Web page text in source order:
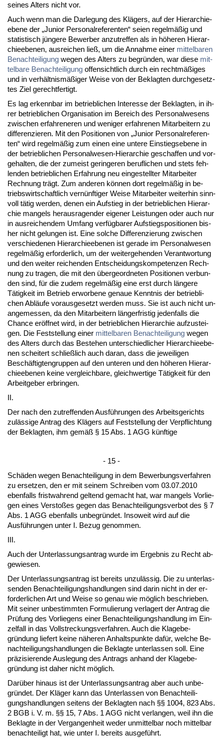
sei­nes Al­ters nicht vor.
Auch wenn man die Dar­le­gung des Klägers, auf der Hier­ar­chie­
ebe­ne der „Ju­ni­or Per­so­nal­re­fe­ren­ten“ sei­en re­gelmäßig und
sta­tis­tisch jünge­re Be­wer­ber an­zu­tref­fen als in höhe­ren Hier­ar­
chie­ebe­nen, aus­rei­chen ließ, um die An­nah­me ei­ner mit­tel­ba­ren
Be­nach­tei­li­gung we­gen des Al­ters zu be­gründen, war die­se mit­
tel­ba­re Be­nach­tei­li­gung of­fen­sicht­lich durch ein rechtmäßiges
und in verhält­nismäßiger Wei­se von der Be­klag­ten durch­ge­setz­
tes Ziel ge­recht­fer­tigt.
Es lag er­kenn­bar im be­trieb­li­chen In­ter­es­se der Be­klag­ten, in ih­
rer be­trieb­li­chen Or­ga­ni­sa­ti­on im Be­reich des Per­so­nal­we­sens
zwi­schen er­fah­re­ne­ren und we­ni­ger er­fah­re­nen Mit­ar­bei­tern zu
dif­fe­ren­zie­ren. Mit den Po­si­tio­nen von „Ju­ni­or Per­so­nal­re­fe­ren­
ten“ wird re­gelmäßig zum ei­nen ei­ne un­te­re Ein­stiegs­ebe­ne in
der be­trieb­li­chen Per­so­nal­we­sen-Hier­ar­chie ge­schaf­fen und vor­
ge­hal­ten, die der zu­meist ge­rin­ge­ren be­ruf­li­chen und stets feh­
len­den be­trieb­li­chen Er­fah­rung neu ein­ge­stell­ter Mit­ar­bei­ter
Rech­nung trägt. Zum an­de­ren können dort re­gelmäßig in be­
triebs­wirt­schaft­lich vernünf­ti­ger Wei­se Mit­ar­bei­ter wei­ter­hin sinn­
voll tätig wer­den, de­nen ein Auf­stieg in der be­trieb­li­chen Hier­ar­
chie man­gels her­aus­ra­gen­der ei­ge­ner Leis­tun­gen oder auch nur
in aus­rei­chen­dem Um­fang verfügba­rer Auf­stiegs­po­si­tio­nen bis­
her nicht ge­lun­gen ist. Ei­ne sol­che Dif­fe­ren­zie­rung zwi­schen
ver­schie­de­nen Hier­ar­chie­ebe­nen ist ge­ra­de im Per­so­nal­we­sen
re­gelmäßig er­for­der­lich, um der wei­ter­ge­hen­den Ver­ant­wor­tung
und den wei­ter rei­chen­den Ent­schei­dungs­kom­pe­ten­zen Rech­
nung zu tra­gen, die mit den über­ge­ord­ne­ten Po­si­tio­nen ver­bun­
den sind, für die zu­dem re­gelmäßig ei­ne erst durch länge­re
Tätig­keit im Be­trieb er­wor­be­ne ge­naue Kennt­nis der be­trieb­li­
chen Abläufe vor­aus­ge­setzt wer­den muss. Sie ist auch nicht un­
an­ge­mes­sen, da den Mit­ar­bei­tern länger­fris­tig je­den­falls die
Chan­ce eröff­net wird, in der be­trieb­li­chen Hier­ar­chie auf­zu­stei­
gen. Die Fest­stel­lung ei­ner mit­tel­ba­ren Be­nach­tei­li­gung we­gen
des Al­ters durch das Be­ste­hen un­ter­schied­li­cher Hier­ar­chie­ebe­
nen schei­tert schließlich auch dar­an, dass die je­wei­li­gen
Beschäftig­ten­grup­pen auf den un­te­ren und den höhe­ren Hier­ar­
chie­ebe­nen kei­ne ver­gleich­ba­re, gleich­wer­ti­ge Tätig­keit für den
Ar­beit­ge­ber er­brin­gen.
II.
Der nach den zu­tref­fen­den Ausführun­gen des Ar­beits­ge­richts
zulässi­ge An­trag des Klägers auf Fest­stel­lung der Ver­pflich­tung
der Be­klag­ten, ihm gemäß § 15 Abs. 1 AGG künf­ti­ge
- 15 -
Schäden we­gen Be­nach­tei­li­gung in dem Be­wer­bungs­ver­fah­ren
zu er­set­zen, den er mit sei­nem Schrei­ben vom 03.07.2010
eben­falls frist­wah­rend gel­tend ge­macht hat, war man­gels Vor­lie­
gen ei­nes Ver­s­toßes ge­gen das Be­nach­tei­li­gungs­ver­bot des § 7
Abs. 1 AGG eben­falls un­be­gründet. In­so­weit wird auf die
Ausführun­gen un­ter I. Be­zug ge­nom­men.
III.
Auch der Un­ter­las­sungs­an­trag wur­de im Er­geb­nis zu Recht ab­
ge­wie­sen.
Der Un­ter­las­sungs­an­trag ist be­reits un­zulässig. Die zu un­ter­las­
sen­den Be­nach­tei­li­gungs­hand­lun­gen sind dar­in nicht in der er­
for­der­li­chen Art und Wei­se so ge­nau wie möglich be­schrie­ben.
Mit sei­ner un­be­stimm­ten For­mu­lie­rung ver­la­gert der An­trag die
Prüfung des Vor­lie­gens ei­ner Be­nach­tei­li­gungs­hand­lung im Ein­
zel­fall in das Voll­stre­ckungs­ver­fah­ren. Auch die Kla­ge­be­
gründung lie­fert kei­ne nähe­ren An­halts­punk­te dafür, wel­che Be­
nach­tei­li­gungs­hand­lun­gen die Be­klag­te un­ter­las­sen soll. Ei­ne
präzi­sie­ren­de Aus­le­gung des An­trags an­hand der Kla­ge­be­
gründung ist da­her nicht möglich.
Darüber hin­aus ist der Un­ter­las­sungs­an­trag aber auch un­be­
gründet. Der Kläger kann das Un­ter­las­sen von Be­nach­tei­li­
gungs­hand­lun­gen sei­tens der Be­klag­ten nach §§ 1004, 823 Abs.
2 BGB i. V. m. §§ 15, 7 Abs. 1 AGG nicht ver­lan­gen, weil ihn die
Be­klag­te in der Ver­gan­gen­heit we­der un­mit­tel­bar noch mit­tel­bar
be­nach­tei­ligt hat, wie un­ter I. be­reits aus­geführt.